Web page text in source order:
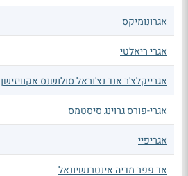
אגרונומיקס
אגרי ריאלטי
אגרייקלצ'ר אנד נצ'וראל סולושנס אקוויזישן
אגרי-פורס גרוינג סיסטמס
אגריפיי
אד פפר מדיה אינטרנשיונאל